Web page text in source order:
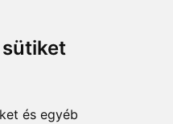
és egyéb